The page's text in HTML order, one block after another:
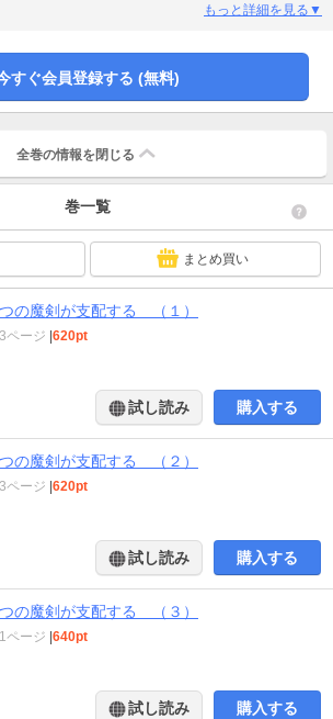
もっと詳細を見る▼
すぐ会員登録する (無料)
全巻の情報を 閉じる
巻一覧
まとめ買い
の魔剣が支配する （１）
ページ |620pt
試し読み 購入する
の魔剣が支配する （２）
ページ |620pt
試し読み 購入する
の魔剣が支配する （３）
ページ |640pt
試し読み 購入する